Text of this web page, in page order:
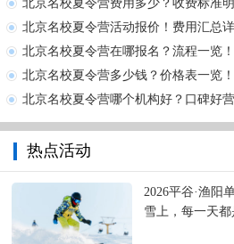
北京名校夏令营费用多少？收费标准明
北京名校夏令营活动报价！费用汇总详
北京名校夏令营在哪报名？流程一览！
北京名校夏令营多少钱？价格表一览！
北京名校夏令营哪个机构好？口碑好营
热点活动
2026平谷·渔阳
雪上，每一天